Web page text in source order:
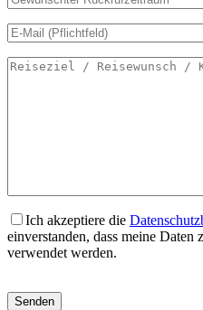
leer.
Ich akzeptiere die
einverstanden, dass meine
verwendet werden.
lasse